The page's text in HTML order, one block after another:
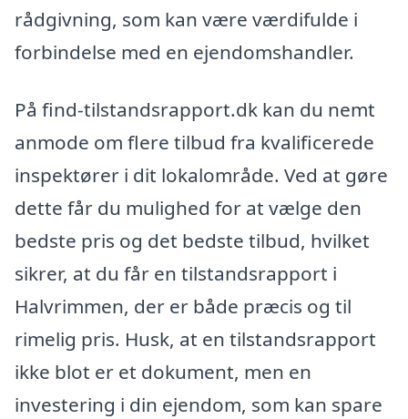
rådgivning, som kan være værdifulde i
forbindelse med en ejendomshandler.
På find-tilstandsrapport.dk kan du nemt
anmode om flere tilbud fra kvalificerede
inspektører i dit lokalområde. Ved at gøre
dette får du mulighed for at vælge den
bedste pris og det bedste tilbud, hvilket
sikrer, at du får en tilstandsrapport i
Halvrimmen, der er både præcis og til
rimelig pris. Husk, at en tilstandsrapport
ikke blot er et dokument, men en
investering i din ejendom, som kan spare